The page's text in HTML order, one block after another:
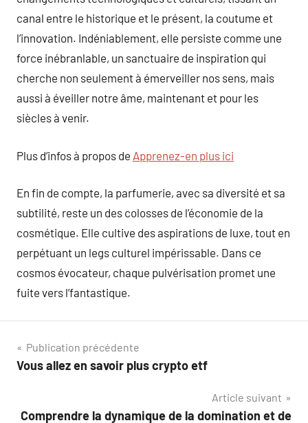
canal entre le historique et le présent, la coutume et
l’innovation. Indéniablement, elle persiste comme une
force inébranlable, un sanctuaire de inspiration qui
cherche non seulement à émerveiller nos sens, mais
aussi à éveiller notre âme, maintenant et pour les
siècles à venir.
Plus d’infos à propos de Apprenez-en plus ici
En fin de compte, la parfumerie, avec sa diversité et sa
subtilité, reste un des colosses de l’économie de la
cosmétique. Elle cultive des aspirations de luxe, tout en
perpétuant un legs culturel impérissable. Dans ce
cosmos évocateur, chaque pulvérisation promet une
fuite vers l’fantastique.
Navigation
de
Publication précédente
Vous allez en savoir plus crypto etf
Article suivant
Comprendre la dynamique de la domination et de